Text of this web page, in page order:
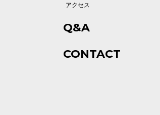
アクセス
Q&A
CONTACT